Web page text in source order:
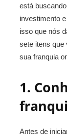
está
investimento
isso que nós
sete itens que
sua franquia
1.
Antes de